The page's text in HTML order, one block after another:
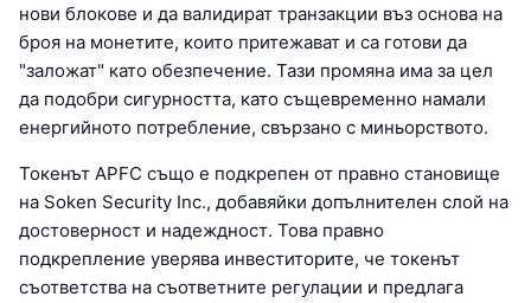
нови блокове и да валидират транзакции въз основа на
броя на монетите, които притежават и са готови да
"заложат" като обезпечение. Тази промяна има за цел
да подобри сигурността, като същевременно намали
енергийното потребление, свързано с миньорството.
Токенът APFC също е подкрепен от правно становище
на Soken Security Inc., добавяйки допълнителен слой на
достоверност и надеждност. Това правно
подкрепление уверява инвеститорите, че токенът
съответства на съответните регулации и предлага